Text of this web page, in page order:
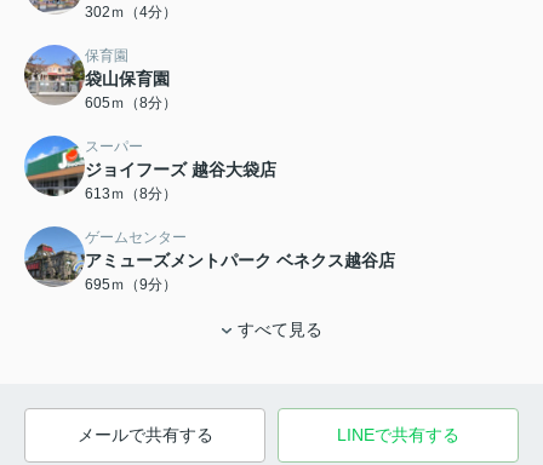
302ｍ（4分）
保育園
袋山保育園
605ｍ（8分）
スーパー
ジョイフーズ 越谷大袋店
613ｍ（8分）
ゲームセンター
アミューズメントパーク ベネクス越谷店
695ｍ（9分）
すべて見る
メールで共有する LINEで共有する